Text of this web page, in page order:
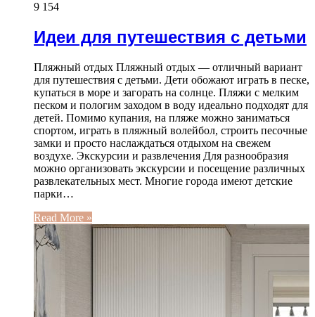
9 154
Идеи для путешествия с детьми
Пляжный отдых Пляжный отдых — отличный вариант
для путешествия с детьми. Дети обожают играть в песке,
купаться в море и загорать на солнце. Пляжи с мелким
песком и пологим заходом в воду идеально подходят для
детей. Помимо купания, на пляже можно заниматься
спортом, играть в пляжный волейбол, строить песочные
замки и просто наслаждаться отдыхом на свежем
воздухе. Экскурсии и развлечения Для разнообразия
можно организовать экскурсии и посещение различных
развлекательных мест. Многие города имеют детские
парки…
Read More »